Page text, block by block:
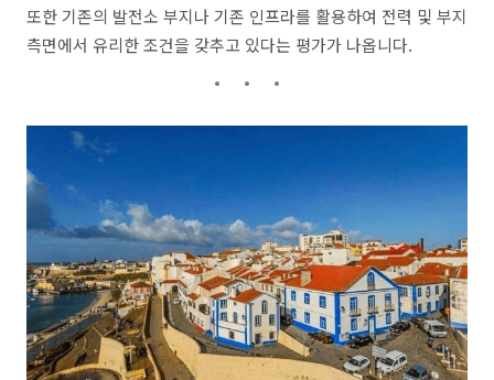
또한 기존의 발전소 부지나 기존 인프라를 활용하여 전력 및 부지
측면에서 유리한 조건을 갖추고 있다는 평가가 나옵니다.